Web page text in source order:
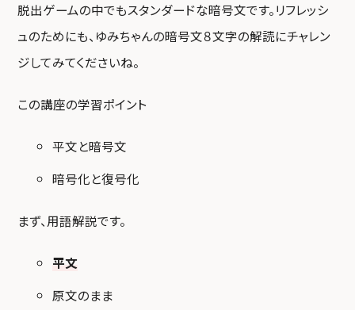
脱出ゲームの中でもスタンダードな暗号文です。リフレッシ
ュのためにも、ゆみちゃんの暗号文８文字の解読にチャレン
ジしてみてくださいね。
この講座の学習ポイント
平文と暗号文
暗号化と復号化
まず、用語解説です。
平文
原文のまま